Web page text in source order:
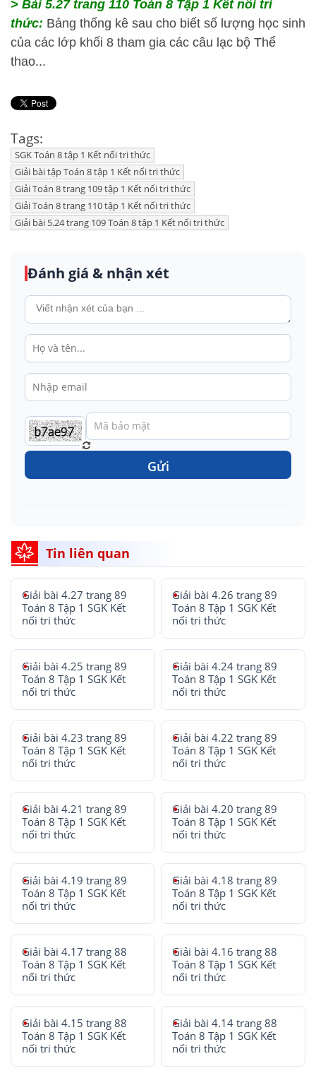
> Bài 5.27 trang 110 Toán 8 Tập 1 Kết nối tri
thức: Bảng thống kê sau cho biết số lượng học sinh
của các lớp khối 8 tham gia các câu lạc bộ Thể
thao...
Tags:
SGK Toán 8 tập 1 Kết nối tri thức
Giải bài tập Toán 8 tập 1 Kết nối tri thức
Giải Toán 8 trang 109 tập 1 Kết nối tri thức
Giải Toán 8 trang 110 tập 1 Kết nối tri thức
Giải bài 5.24 trang 109 Toán 8 tập 1 Kết nối tri thức
Đánh giá & nhận xét
Gửi
Tin liên quan
Giải bài 4.27 trang 89
Toán 8 Tập 1 SGK Kết
nối tri thức
Giải bài 4.26 trang 89
Toán 8 Tập 1 SGK Kết
nối tri thức
Giải bài 4.25 trang 89
Toán 8 Tập 1 SGK Kết
nối tri thức
Giải bài 4.24 trang 89
Toán 8 Tập 1 SGK Kết
nối tri thức
Giải bài 4.23 trang 89
Toán 8 Tập 1 SGK Kết
nối tri thức
Giải bài 4.22 trang 89
Toán 8 Tập 1 SGK Kết
nối tri thức
Giải bài 4.21 trang 89
Toán 8 Tập 1 SGK Kết
nối tri thức
Giải bài 4.20 trang 89
Toán 8 Tập 1 SGK Kết
nối tri thức
Giải bài 4.19 trang 89
Toán 8 Tập 1 SGK Kết
nối tri thức
Giải bài 4.18 trang 89
Toán 8 Tập 1 SGK Kết
nối tri thức
Giải bài 4.17 trang 88
Toán 8 Tập 1 SGK Kết
nối tri thức
Giải bài 4.16 trang 88
Toán 8 Tập 1 SGK Kết
nối tri thức
Giải bài 4.15 trang 88
Toán 8 Tập 1 SGK Kết
nối tri thức
Giải bài 4.14 trang 88
Toán 8 Tập 1 SGK Kết
nối tri thức